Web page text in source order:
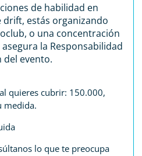
de habilidad en
estás organizando
o una concentración
la Responsabilidad
del evento.
quieres cubrir: 150.000,
medida.
lo que te preocupa